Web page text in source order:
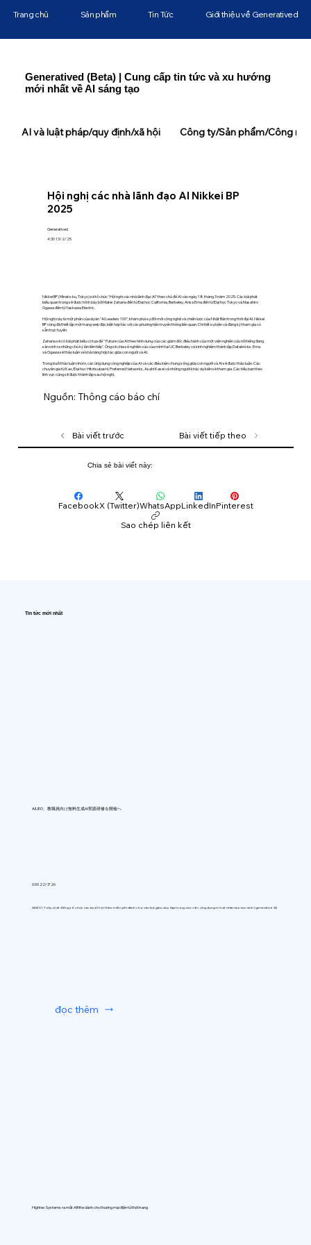
Generatived (Beta) | Cung cấp tin tức và xu hướng
mới nhất về AI sáng tạo
Hội nghị các nhà lãnh đạo AI Nikkei BP
2025
Generatived
4:30 13/2/25
Nikkei BP (Minato-ku, Tokyo) sẽ tổ chức "Hội nghị các nhà lãnh đạo AI" theo chủ đề AI vào ngày 18 tháng 3 năm 2025. Các bài phát
biểu quan trọng sẽ được trình bày bởi Matei Zaharia đến từ Đại học California, Berkeley, Arisa Ema đến từ Đại học Tokyo và Masahiro
Ogawa đến từ Yaskawa Electric.
Hội nghị này là một phần của dự án "AI Leaders 100", khám phá sự đổi mới công nghệ và chiến lược của Nhật Bản trong thời đại AI. Nikkei
BP cũng đã thiết lập một trang web đặc biệt hợp tác với các phương tiện truyền thông liên quan. Chi tiết sự kiện và đăng ký tham gia có
sẵn trực tuyến.
Zaharia sẽ có bài phát biểu có tựa đề " Future của AI theo hình dung của các giám đốc điều hành của một viện nghiên cứu nổi tiếng đang
sản sinh ra những chú kỳ lân liên tiếp". Ông sẽ chia sẻ nghiên cứu của mình tại UC Berkeley và kinh nghiệm thành lập Databricks. Ema
và Ogawa sẽ thảo luận về khả năng hợp tác giữa con người và AI.
Trong buổi thảo luận nhóm, các ứng dụng công nghiệp của AI và các điều kiện chung sống giữa con người và AI sẽ được thảo luận. Các
chuyên gia từ Kao, Đại học Hitotsubashi, Preferred Networks, Asahi Kasei và những người khác dự kiến ​​sẽ tham gia. Các tiểu ban theo
lĩnh vực cũng sẽ được thành lập sau hội nghị.
Nguồn: Thông cáo báo chí
Bài viết trước Bài viết tiếp theo
Trang chủ Sản phẩm Tin Tức Giới thiệu về Generatived
Chia sẻ bài viết này:
FacebookX (Twitter)WhatsAppLinkedInPinterest
Sao chép liên kết
AI và luật pháp/quy định/xã hội Công ty/Sản phẩm/Công
Tin tức mới nhất
AIUEO、教職員向け無料生成AI実践研修を開催へ
0:00 22/7/26
AIUEO (Tokyo) sẽ đồng tổ chức các buổi hội thảo miễn phí dành cho cán bộ giáo dục tập trung vào việc ứng dụng trí tuệ nhân tạo tạo sinh (generative AI)
đọc thêm
Hightec Systems ra mắt AIfitte dành cho thương mại điện tử thời trang